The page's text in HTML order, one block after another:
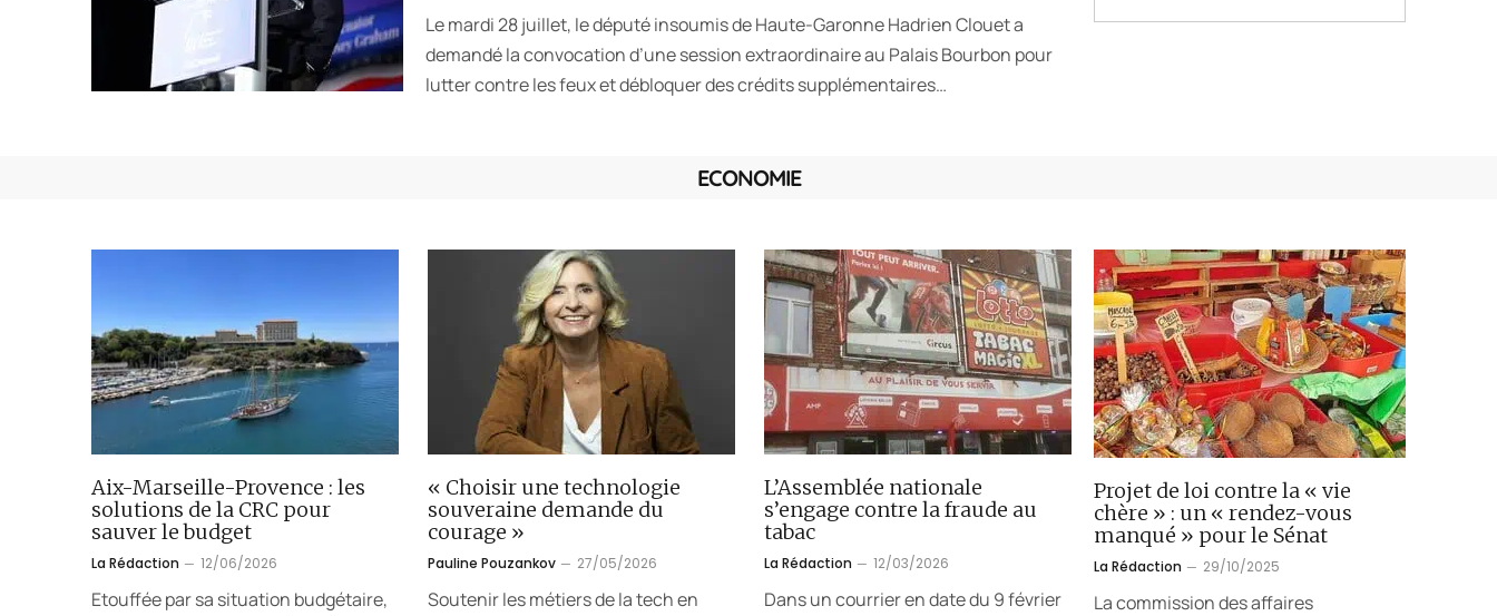
Le mardi 28 juillet, le député insoumis de Haute-Garonne Hadrien Clouet a
demandé la convocation d’une session extraordinaire au Palais Bourbon pour
lutter contre les feux et débloquer des crédits supplémentaires…
ECONOMIE
Aix-Marseille-Provence : les
solutions de la CRC pour
sauver le budget
La Rédaction 12/06/2026
Etouffée par sa situation budgétaire,
« Choisir une technologie
souveraine demande du
courage »
Pauline Pouzankov 27/05/2026
Soutenir les métiers de la tech en
L’Assemblée nationale
s’engage contre la fraude au
tabac
La Rédaction 12/03/2026
Dans un courrier en date du 9 février
Projet de loi contre la « vie
chère » : un « rendez-vous
manqué » pour le Sénat
La Rédaction 29/10/2025
La commission des affaires